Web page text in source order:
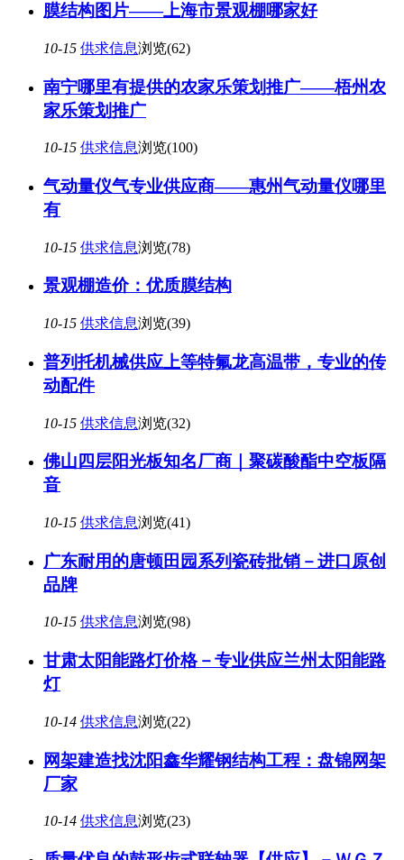
膜结构图片——上海市景观棚哪家好
10-15 供求信息浏览(62)
南宁哪里有提供的农家乐策划推广——梧州农
家乐策划推广
10-15 供求信息浏览(100)
气动量仪气专业供应商——惠州气动量仪哪里
有
10-15 供求信息浏览(78)
景观棚造价：优质膜结构
10-15 供求信息浏览(39)
普列托机械供应上等特氟龙高温带，专业的传
动配件
10-15 供求信息浏览(32)
佛山四层阳光板知名厂商｜聚碳酸酯中空板隔
音
10-15 供求信息浏览(41)
广东耐用的唐顿田园系列瓷砖批销－进口原创
品牌
10-15 供求信息浏览(98)
甘肃太阳能路灯价格－专业供应兰州太阳能路
灯
10-14 供求信息浏览(22)
网架建造找沈阳鑫华耀钢结构工程：盘锦网架
厂家
10-14 供求信息浏览(23)